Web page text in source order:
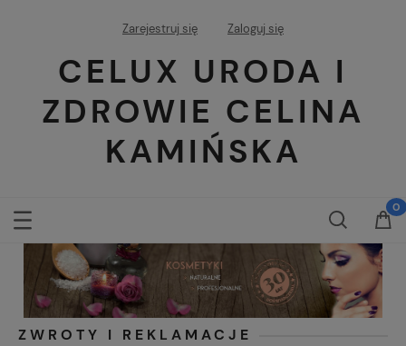
Zarejestruj się Zaloguj się
CELUX URODA I
ZDROWIE CELINA
KAMIŃSKA
ZWROTY I REKLAMACJE